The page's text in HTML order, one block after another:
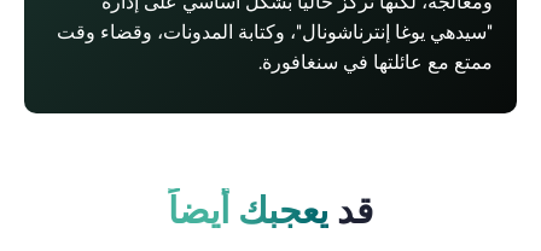
"سيدهي يوغا إنترناشونال"، وكتابة المدونات، وقضاء وقت
ممتع مع عائلتها في سنغافورة.
قديعجبك أيضاً